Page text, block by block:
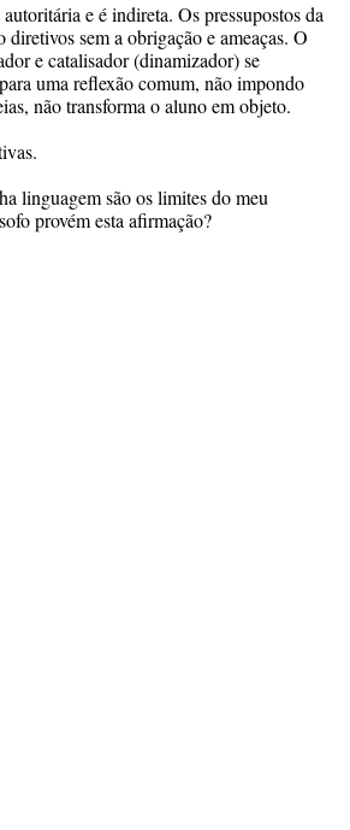
e é indireta. Os pressupostos da
diretivos sem a obrigação e ameaças. O
e catalisador (dinamizador) se
uma reflexão comum, não impondo
não transforma o aluno em objeto.
linguagem são os limites do meu
provém esta afirmação?